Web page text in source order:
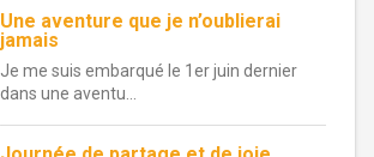
Une aventure que je n’oublierai
jamais
Je me suis embarqué le 1er juin dernier
dans une aventu...